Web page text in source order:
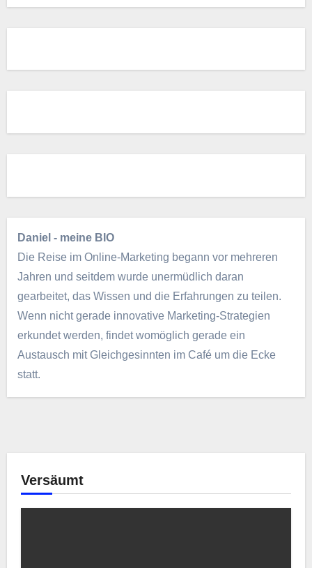
Daniel - meine BIO
Die Reise im Online-Marketing begann vor mehreren
Jahren und seitdem wurde unermüdlich daran
gearbeitet, das Wissen und die Erfahrungen zu teilen.
Wenn nicht gerade innovative Marketing-Strategien
erkundet werden, findet womöglich gerade ein
Austausch mit Gleichgesinnten im Café um die Ecke
statt.
Versäumt